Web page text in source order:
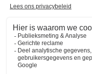
er een verscheidenheid
bungalow aan het water
kindvriendelijk
vakantiehuisje in Spanje
BungalowSpecialszit je